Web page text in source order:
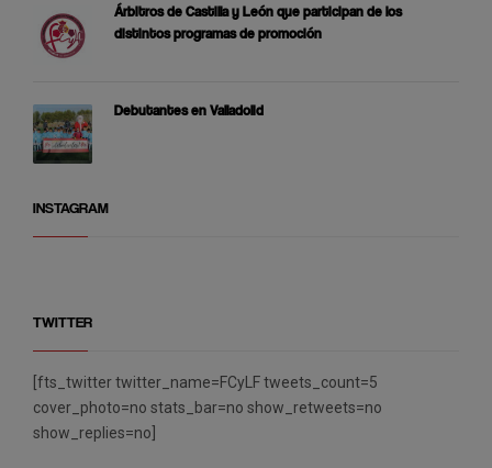
Árbitros de Castilla y León que participan de los
distintos programas de promoción
Debutantes en Valladolid
INSTAGRAM
TWITTER
[fts_twitter twitter_name=FCyLF tweets_count=5
cover_photo=no stats_bar=no show_retweets=no
show_replies=no]